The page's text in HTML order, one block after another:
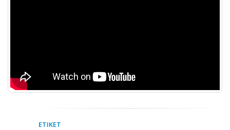
ETIKET